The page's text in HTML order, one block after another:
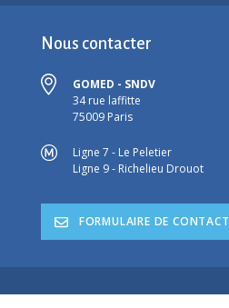
Nous contacter
GOMED - SNDV
34 rue laffitte
75009 Paris
Ligne 7 - Le Peletier
Ligne 9 - Richelieu Drouot
FORMULAIRE DE CONTACT